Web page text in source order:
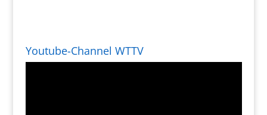
Youtube-Channel WTTV